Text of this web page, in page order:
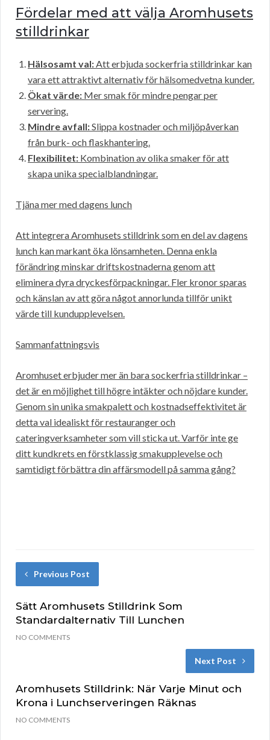
Fördelar med att välja Aromhusets
stilldrinkar
Hälsosamt val:Att erbjuda sockerfria stilldrinkar kan
vara ett attraktivt alternativ för hälsomedvetna kunder.
Ökat värde: Mer smak för mindre pengar per
servering.
Mindre avfall:Slippa kostnader och miljöpåverkan
från burk- och flaskhantering.
Flexibilitet: Kombination av olika smaker för att
skapa unika specialblandningar.
Tjäna mer med dagens lunch
Att integrera Aromhusets stilldrink som en del av dagens
lunch kan markant öka lönsamheten. Denna enkla
förändring minskar driftskostnaderna genom att
eliminera dyra dryckesförpackningar. Fler kronor sparas
och känslan av att göra något annorlunda tillför unikt
värde till kundupplevelsen.
Sammanfattningsvis
Aromhuset erbjuder mer än bara sockerfria stilldrinkar –
det är en möjlighet till högre intäkter och nöjdare kunder.
Genom sin unika smakpalett och kostnadseffektivitet är
detta val idealiskt för restauranger och
cateringverksamheter som vill sticka ut. Varför inte ge
ditt kundkrets en förstklassig smakupplevelse och
samtidigt förbättra din affärsmodell på samma gång?
Previous Post
Sätt Aromhusets Stilldrink Som
Standardalternativ Till Lunchen
NO COMMENTS
Next Post
Aromhusets Stilldrink: När Varje Minut och
Krona i Lunchserveringen Räknas
NO COMMENTS